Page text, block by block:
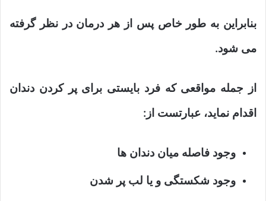
بنابراین به طور خاص پس از هر درمان در نظر گرفته
می شود.
از جمله مواقعی که فرد بایستی برای پر کردن دندان
اقدام نماید، عبارتست از:
وجود فاصله میان دندان ها
وجود شکستگی و یا لب پر شدن